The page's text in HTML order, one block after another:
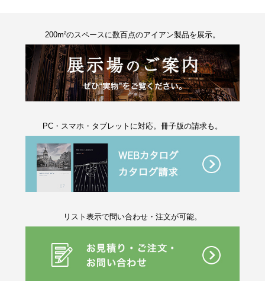
200m²のスペースに数百点のアイアン製品を展示。
PC・スマホ・タブレットに対応。冊子版の請求も。
リスト表示で問い合わせ・注文が可能。